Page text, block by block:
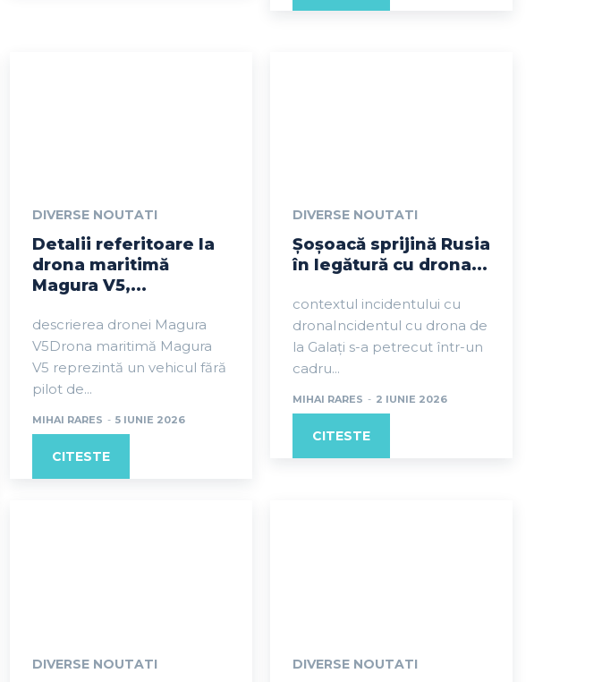
DIVERSE NOUTATI
Detalii referitoare la
drona maritimă
Magura V5,...
descrierea dronei Magura
V5Drona maritimă Magura
V5 reprezintă un vehicul fără
pilot de...
MIHAI RARES - 5 IUNIE 2026
CITESTE
DIVERSE NOUTATI
Șoșoacă sprijină Rusia
în legătură cu drona...
contextul incidentului cu
dronaIncidentul cu drona de
la Galați s-a petrecut într-un
cadru...
MIHAI RARES - 2 IUNIE 2026
CITESTE
DIVERSE NOUTATI DIVERSE NOUTATI